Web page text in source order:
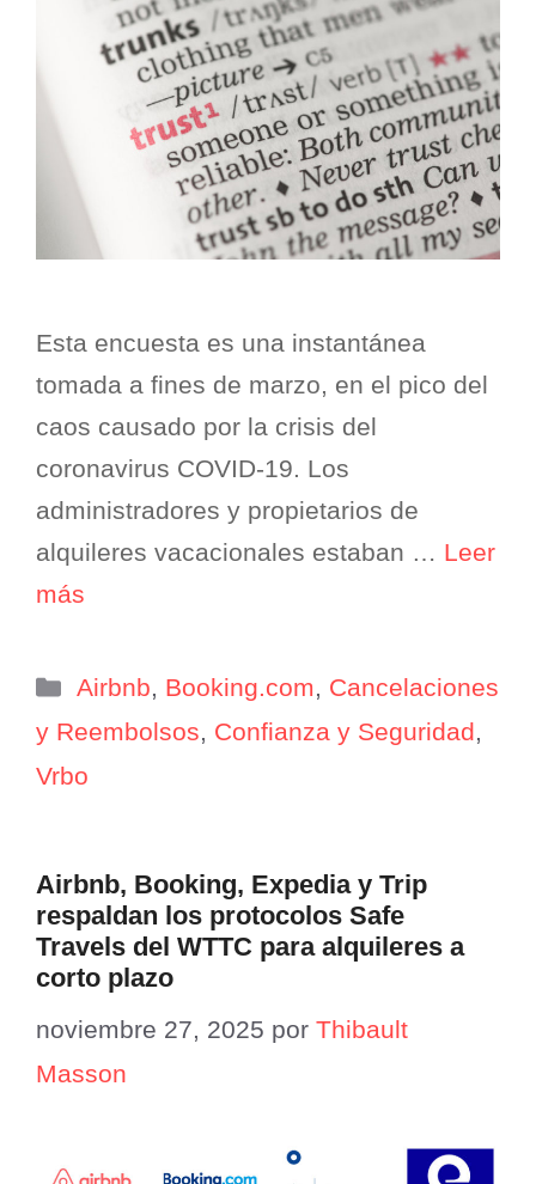
Esta encuesta es una instantánea
tomada a fines de marzo, en el pico del
caos causado por la crisis del
coronavirus COVID-19. Los
administradores y propietarios de
alquileres vacacionales estaban … Leer
más
Categorías
Airbnb, Booking.com, Cancelaciones
y Reembolsos, Confianza y Seguridad,
Vrbo
Airbnb, Booking, Expedia y Trip
respaldan los protocolos Safe
Travels del WTTC para alquileres a
corto plazo
noviembre 27, 2025 por Thibault
Masson